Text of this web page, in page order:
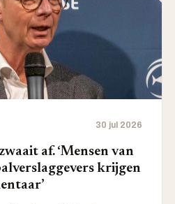
30 jul 2026
af. ‘Mensen van
krijgen